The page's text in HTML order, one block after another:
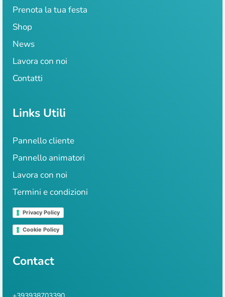
Prenota la tua festa
Shop
News
Lavora con noi
Contatti
Links Utili
Pannello cliente
Pannello animatori
Lavora con noi
Termini e condizioni
Privacy Policy
Cookie Policy
Contact